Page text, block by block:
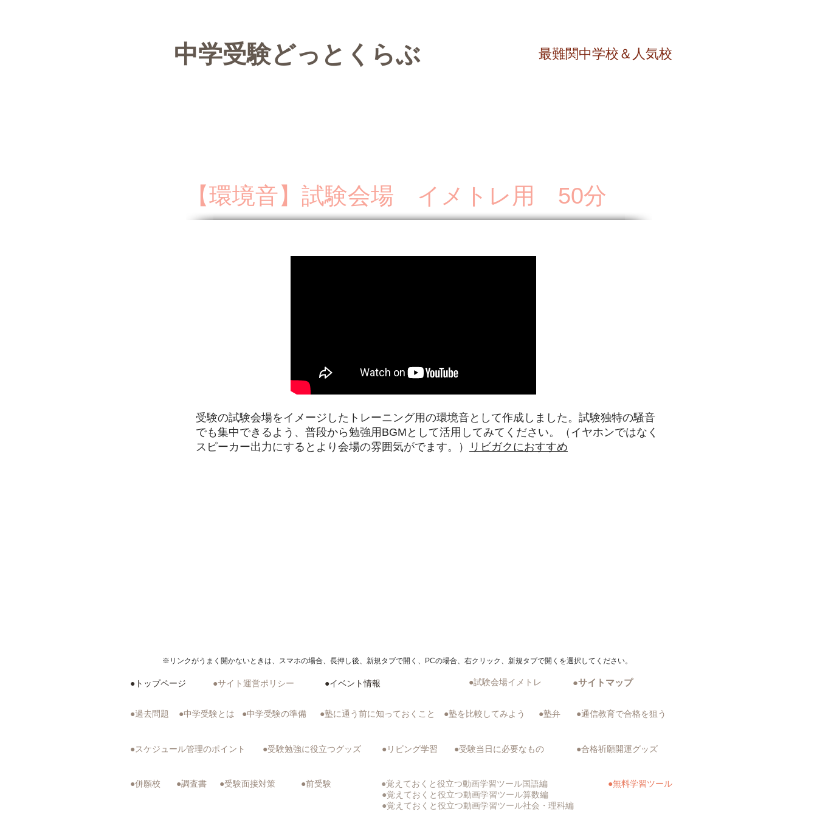
中学受験どっとくらぶ
最難関中学校＆人気校
【環境音】試験会場 イメトレ用 50分
受験の試験会場をイメージしたトレーニング用の環境音として作成しました。試験独特の騒音
でも集中できるよう、普段から勉強用BGMとして活用してみてください。（イヤホンではなく
スピーカー出力にするとより会場の雰囲気がでます。）
リビガクにおすすめ
※リンクがうまく開かないときは、スマホの場合、長押し後、新規タブで開く、PCの場合、右クリック、新規タブで開くを選択してください。
●トップページ ●サイト運営ポリシー ●イベント情報 ●試験会場イメトレ ​●サイトマップ
​●過去問題 ●中学受験とは ●中学受験の準備 ●塾に通う前に知っておくこと ●塾を比較してみよう ●塾弁 ●通信教育で合格を狙う
​●スケジュール管理のポイント ●受験勉強に役立つグッズ ●リビング学習 ​●受験当日に必要なもの ●合格祈願開運グッズ
●併願校 ●調査書 ●受験面接対策 ​●前受験 ●覚えておくと役立つ動画学習ツール国語編
●無料学習ツール
●覚えておくと役立つ動画学習ツール算数編
●覚えておくと役立つ動画学習ツール社会・理科編